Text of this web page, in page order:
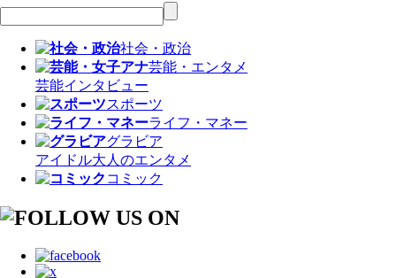
社会・政治
芸能・エンタメ
芸能インタビュー
スポーツ
ライフ・マネー
グラビア
アイドル大人のエンタメ
コミック